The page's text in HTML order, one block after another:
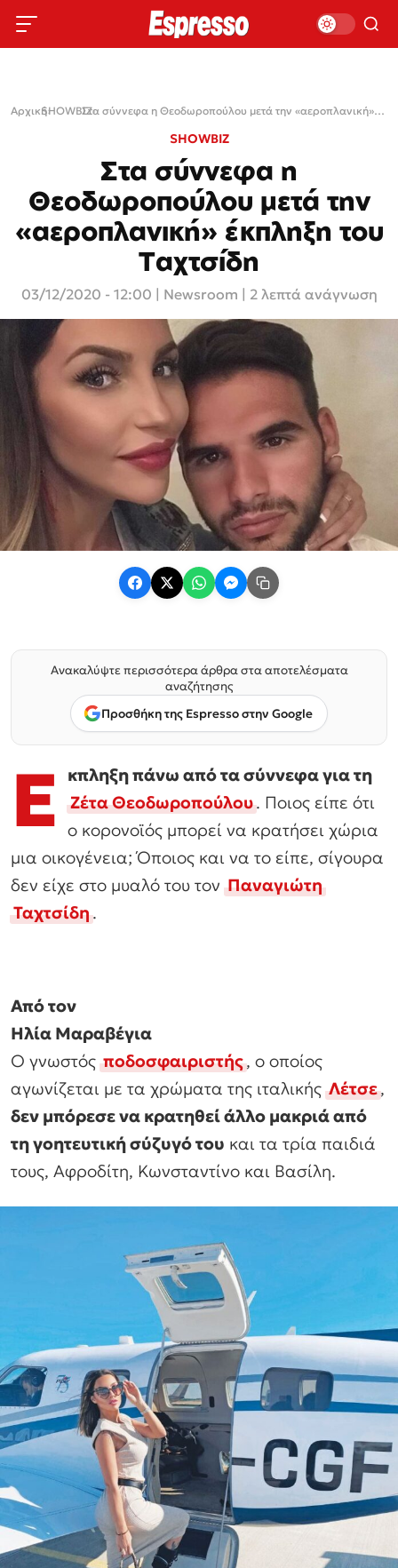
Αρχική›
SHOWBIZ› Στα σύννεφα η Θεοδωροπούλου μετά την «αεροπλανική» έκπληξη του Ταχτσίδη
SHOWBIZ
Στα σύννεφα η
Θεοδωροπούλου μετά την
«αεροπλανική» έκπληξη του
Ταχτσίδη
03/12/2020 - 12:00 Newsroom | 2 λεπτά ανάγνωση
Ανακαλύψτε περισσότερα άρθρα στα αποτελέσματα
αναζήτησης
Προσθήκη της Espresso στην Google
Έ
κπληξη πάνω από τα σύννεφα για τη
Ζέτα Θεοδωροπούλου. Ποιος είπε ότι
ο κορονοϊός μπορεί να κρατήσει χώρια
μια οικογένεια; Όποιος και να το είπε, σίγουρα
δεν είχε στο μυαλό του τονΠαναγιώτη
Ταχτσίδη.
Από τον
Ηλία Μαραβέγια
Ο γνωστόςποδοσφαιριστής, ο οποίος
αγωνίζεται με τα χρώματα της ιταλικήςΛέτσε,
δεν μπόρεσε να κρατηθεί άλλο μακριά από
τη γοητευτική σύζυγό του και τα τρία παιδιά
τους, Αφροδίτη, Κωνσταντίνο και Βασίλη.